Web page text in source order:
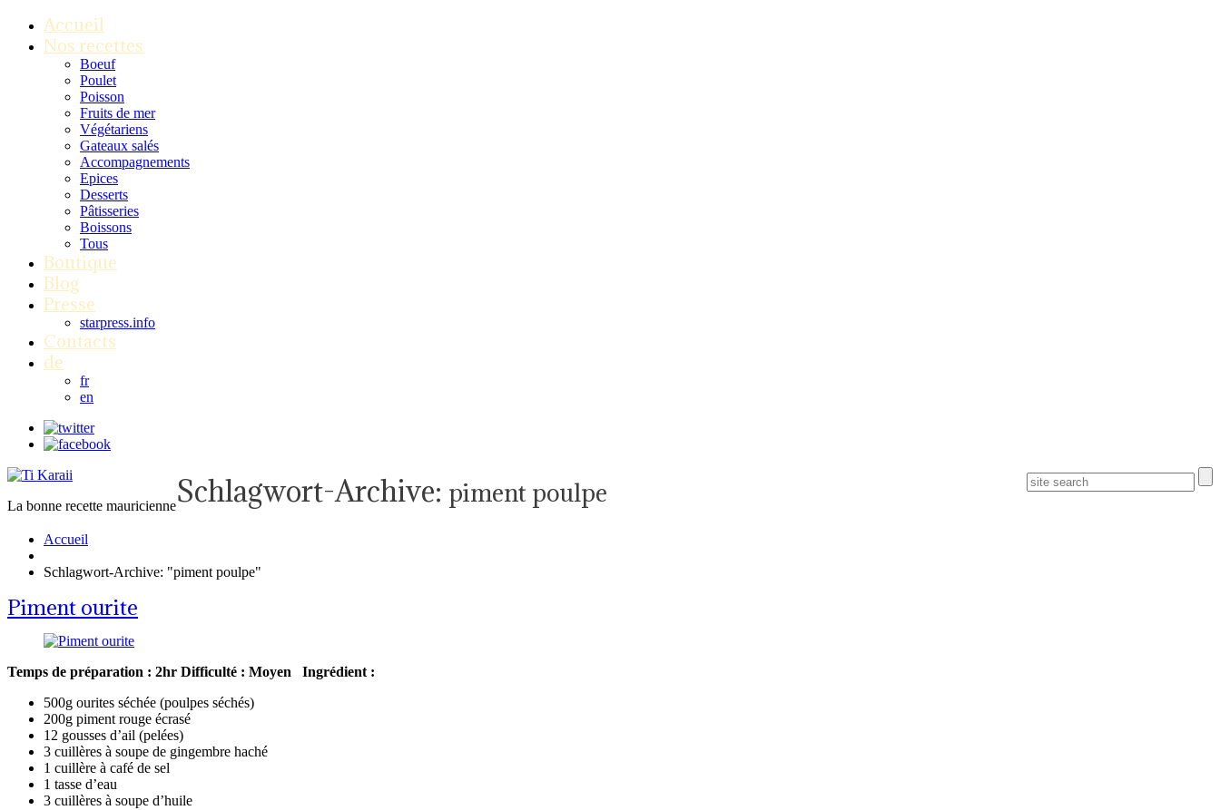
Accueil
Nos recettes
Boeuf
Poulet
Poisson
Fruits de mer
Végétariens
Gateaux salés
Accompagnements
Epices
Desserts
Pâtisseries
Boissons
Tous
Boutique
Blog
Presse
starpress.info
Contacts
de
fr
en
La bonne recette mauricienneSchlagwort-Archive: piment poulpe
Accueil
Schlagwort-Archive: "piment poulpe"
Piment ourite
Temps de préparation : 2hr Difficulté : Moyen
Ingrédient :
500g ourites séchée (poulpes séchés)
200g piment rouge écrasé
12 gousses d’ail (pelées)
3 cuillères à soupe de gingembre haché
1 cuillère à café de sel
1 tasse d’eau
3 cuillères à soupe d’huile